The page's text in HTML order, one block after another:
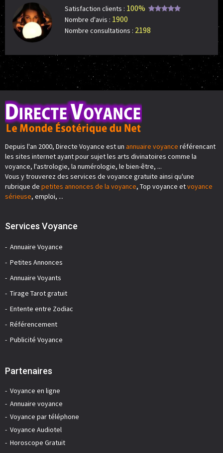
Satisfaction clients : 100%
Nombre d'avis : 1900
Nombre consultations : 2198
Depuis l'an 2000, Directe Voyance est un annuaire voyance référencant
les sites internet ayant pour sujet les arts divinatoires comme la
voyance, l'astrologie, la numérologie, le bien-être, ...
Vous y trouverez des services de voyance gratuite ainsi qu'une
rubrique de petites annonces de la voyance, Top voyance etvoyance
sérieuse, emploi, ...
Services Voyance
Annuaire Voyance
Petites Annonces
Annuaire Voyants
Tirage Tarot gratuit
Entente entre Zodiac
Référencement
Publicité Voyance
Partenaires
Voyance en ligne
Annuaire voyance
Voyance par téléphone
Voyance Audiotel
Horoscope Gratuit